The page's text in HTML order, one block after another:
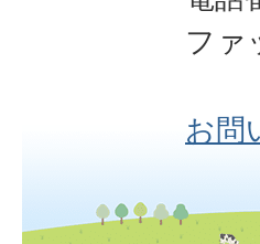
ファ
お問